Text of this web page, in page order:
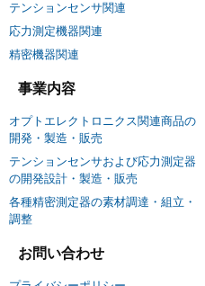
テンションセンサ関連
応力測定機器関連
精密機器関連
事業内容
オプトエレクトロニクス関連商品の
開発・製造・販売
テンションセンサおよび応力測定器
の開発設計・製造・販売
各種精密測定器の素材調達・組立・
調整
お問い合わせ